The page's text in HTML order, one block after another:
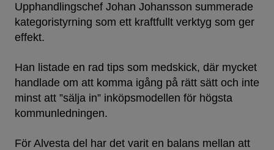
Upphandlingschef Johan Johansson summerade
kategoristyrning som ett kraftfullt verktyg som ger
effekt.
Han listade en rad tips som medskick, där mycket
handlade om att komma igång på rätt sätt och inte
minst att ”sälja in” inköpsmodellen för högsta
kommunledningen.
För Alvesta del har det varit en balans mellan att